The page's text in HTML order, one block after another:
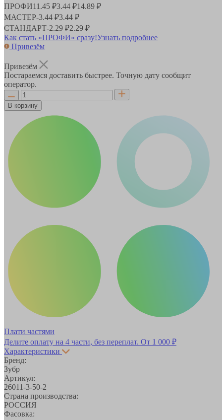
ПРОФИ11.45 ₽3.44 ₽14.89 ₽
МАСТЕР-3.44 ₽3.44 ₽
СТАНДАРТ-2.29 ₽2.29 ₽
Как стать «ПРОФИ» сразу!Узнать подробнее
Привезём
Привезём
Постараемся доставить быстрее. Точную дату сообщит
оператор.
В корзину
Плати частями
Делите оплату на 4 части, без переплат. От 1 000 ₽
Характеристики
Бренд:
Зубр
Артикул:
26011-3-50-2
Страна производства:
РОССИЯ
Фасовка: